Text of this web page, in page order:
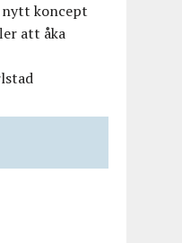
nytt koncept
att åka